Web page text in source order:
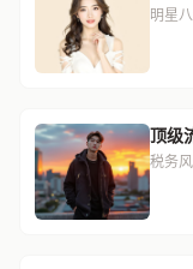
明星
顶级
税务